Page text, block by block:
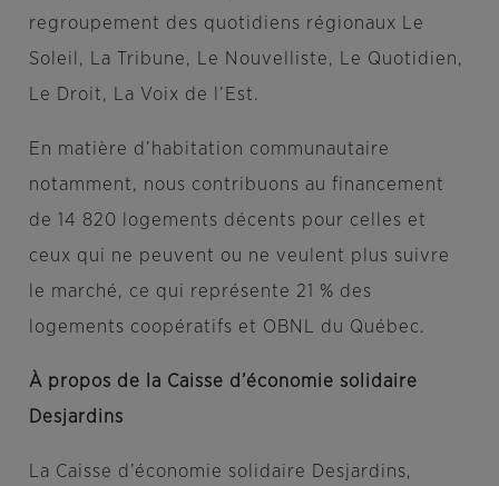
regroupement des quotidiens régionaux
Le
Soleil , La Tribune, Le Nouvelliste, Le Quotidien,
Le Droit, La Voix de l’Est.
En matière d’habitation communautaire
notamment, nous contribuons au financement
de 14 820 logements décents pour celles et
ceux qui ne peuvent ou ne veulent plus suivre
le marché, ce qui représente 21 % des
logements coopératifs et OBNL du Québec.
À propos de la Caisse d’économie solidaire
Desjardins
La Caisse d’économie solidaire Desjardins,